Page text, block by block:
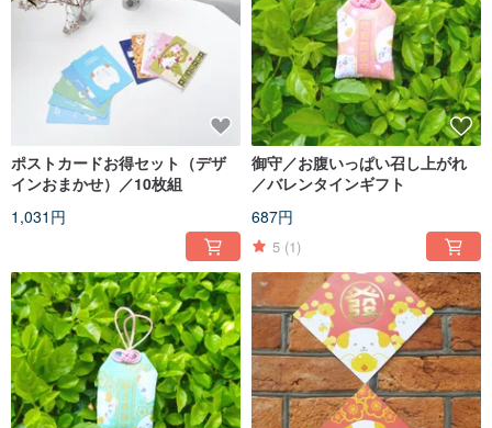
ポストカードお得セット（デザ
インおまかせ）／10枚組
1,031円
御守／お腹いっぱい召し上がれ
／バレンタインギフト
687円
5 (1)